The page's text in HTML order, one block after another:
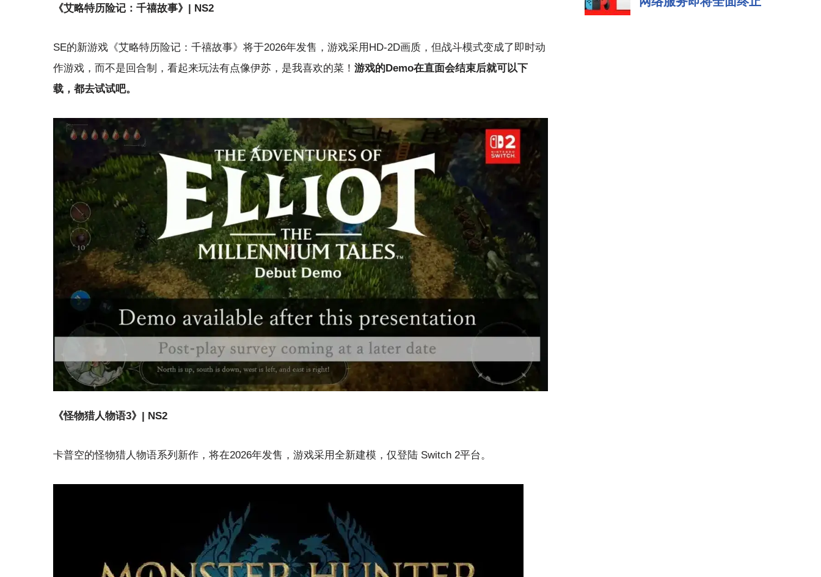
《艾略特历险记：千禧故事》| NS2
SE的新游戏《艾略特历险记：千禧故事》将于2026年发售，游戏采用HD-2D画质，但战斗模式变成了即时动
作游戏，而不是回合制，看起来玩法有点像伊苏，是我喜欢的菜！ 游戏的Demo在直面会结束后就可以下
载，都去试试吧。
《怪物猎人物语3》| NS2
卡普空的怪物猎人物语系列新作，将在2026年发售，游戏采用全新建模，仅登陆 Switch 2平台。